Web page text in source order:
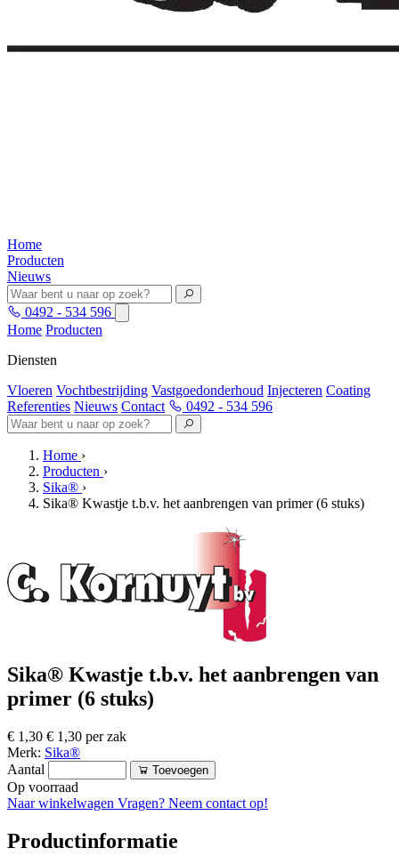
Home
Producten
Nieuws
0492 - 534 596
Home Producten
Diensten
Vloeren Vochtbestrijding Vastgoedonderhoud Injecteren Coating
Referenties Nieuws Contact 0492 - 534 596
Home ›
Producten ›
Sika® ›
Sika® Kwastje t.b.v. het aanbrengen van primer (6 stuks)
Sika® Kwastje t.b.v. het aanbrengen van
primer (6 stuks)
€ 1,30 € 1,30 per zak
Merk: Sika®
Aantal
Toevoegen
Op voorraad
Naar winkelwagen Vragen? Neem contact op!
Productinformatie